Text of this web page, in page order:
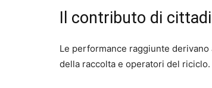
Il contributo di
Le performance raggiunte
della raccolta e operatori del riciclo.